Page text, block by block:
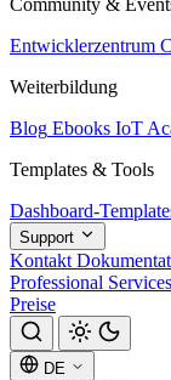
Community &
Entwicklerzentrum
Weiterbildung
Blog Ebooks IoT
Templates & Tools
Dashboard-
Support
Kontakt
Professional Services
Preise
DE